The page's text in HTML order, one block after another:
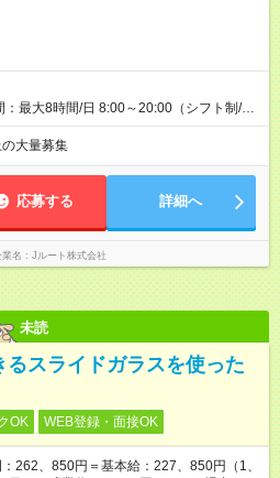
ージ＞ ■月収50万
住)※元建築関係 1日150個配達×25日勤務
：最大8時間/日 8:00～20:00（シフト制/実
（場所次第では週4も有り） ※配達状況に
可能性有り ※案件により多少の前後あり
大量募集
応募する 詳細へ
名 Jルート株式会社
未読
スライドガラスを使った
OK WEB登録・面接OK
262、850円＝基本給：227、850円（1、